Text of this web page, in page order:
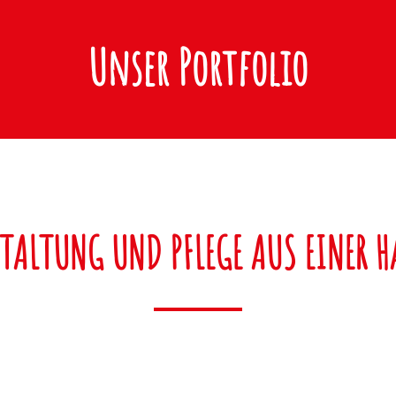
Unser Portfolio
UND PFLEGE AUS EINER